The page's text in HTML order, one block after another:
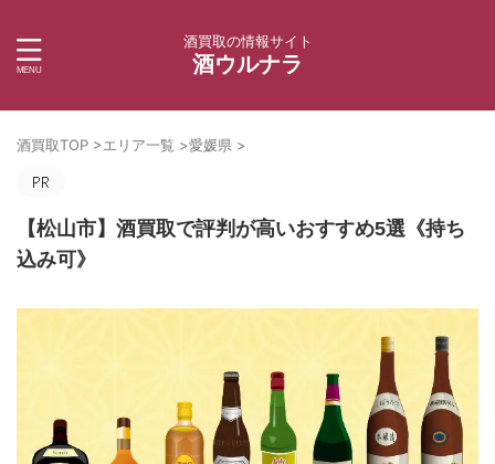
酒買取の情報サイト
酒ウルナラ
酒買取TOP >エリア一覧 >愛媛県 >
【松山市】酒買取で評判が高いおすすめ5選《持ち
込み可》